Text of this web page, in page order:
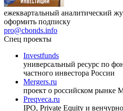
оформить подписку
pro@cbonds.info
Спец проекты
Investfunds
универсальный ресурс по
частного инвестора России